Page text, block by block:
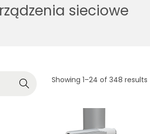
sieciowe
Showing 1–24 of 348 results
Search